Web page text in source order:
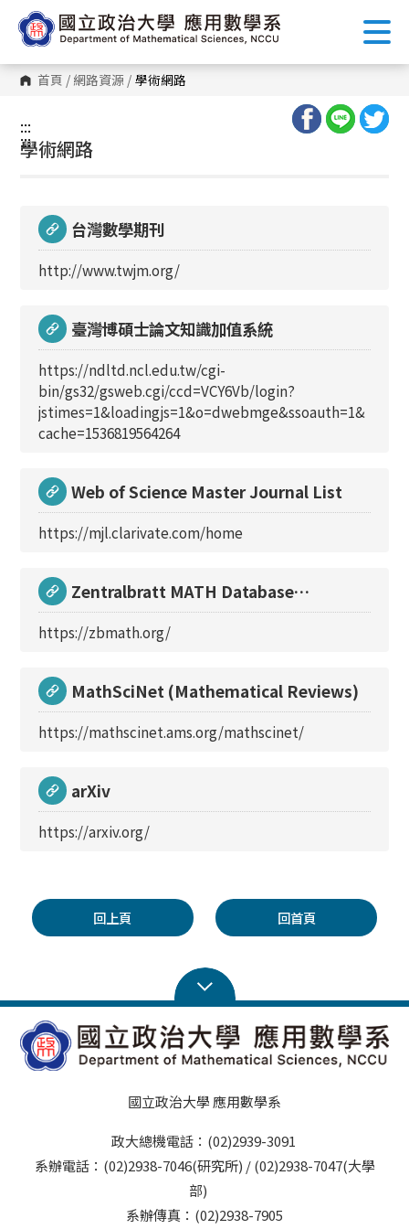
到
主
內
容 首頁 / 網路資源 / 學術網路
:::
:::
學術網路
台灣數學期刊
http://www.twjm.org/
臺灣博碩士論文知識加值系統
https://ndltd.ncl.edu.tw/cgi-
bin/gs32/gsweb.cgi/ccd=VCY6Vb/login?
jstimes=1&loadingjs=1&o=dwebmge&ssoauth=1&
cache=1536819564264
Web of Science Master Journal List
https://mjl.clarivate.com/home
Zentralbratt MATH Database
(Mathematical Reviews)
https://zbmath.org/
MathSciNet (Mathematical Reviews)
https://mathscinet.ams.org/mathscinet/
arXiv
https://arxiv.org/
回上頁 回首頁
國立政治大學 應用數學系
政大總機電話：(02)2939-3091
系辦電話：(02)2938-7046(研究所) / (02)2938-7047(大學
部)
系辦傳真：(02)2938-7905